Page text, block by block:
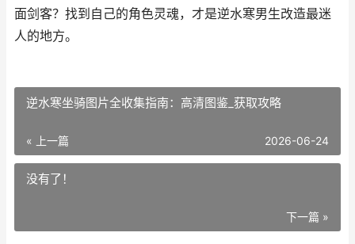
面剑客？找到自己的角色灵魂，才是逆水寒男生改造最迷
人的地方。
逆水寒坐骑图片全收集指南：高清图鉴_获取攻略
« 上一篇 2026-06-24
没有了！
下一篇 »